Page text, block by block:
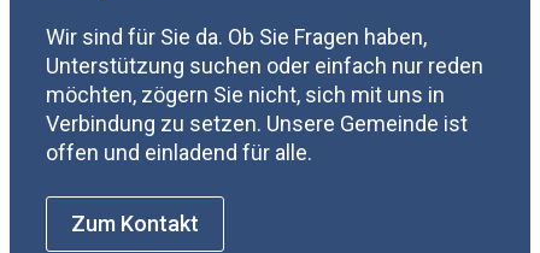
Wir sind für Sie da. Ob Sie Fragen haben,
Unterstützung suchen oder einfach nur reden
möchten, zögern Sie nicht, sich mit uns in
Verbindung zu setzen. Unsere Gemeinde ist
offen und einladend für alle.
Zum Kontakt